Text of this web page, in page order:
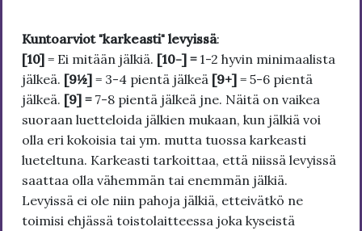
Kuntoarviot "karkeasti" levyissä:
[10] = Ei mitään jälkiä. [10-] = 1-2 hyvin minimaalista
jälkeä. [9½] = 3-4 pientä jälkeä [9+] = 5-6 pientä
jälkeä. [9] = 7-8 pientä jälkeä jne. Näitä on vaikea
suoraan luetteloida jälkien mukaan, kun jälkiä voi
olla eri kokoisia tai ym. mutta tuossa karkeasti
lueteltuna. Karkeasti tarkoittaa, että niissä levyissä
saattaa olla vähemmän tai enemmän jälkiä.
Levyissä ei ole niin pahoja jälkiä, etteivätkö ne
toimisi ehjässä toistolaitteessa joka kyseistä